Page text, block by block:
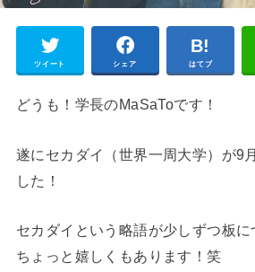
ツイート シェア はてブ
どうも！学長のMaSaToです！
遂にセカダイ（世界一周大学）が9
した！
セカダイという略語が少しずつ板に
ちょっと嬉しくもあります！笑